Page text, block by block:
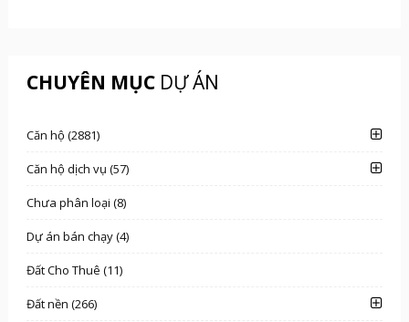
CHUYÊN MỤCDỰ ÁN
Căn hộ (2881)
Căn hộ dịch vụ (57)
Chưa phân loại (8)
Dự án bán chạy (4)
Đất Cho Thuê (11)
Đất nền (266)